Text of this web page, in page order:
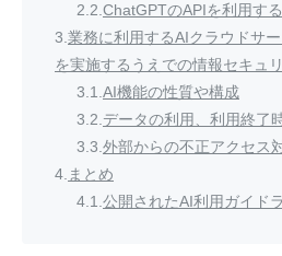
2.2.ChatGPTのAPIを利用す
3.業務に利用するAIクラウドサ
を実施するうえでの情報セキュ
3.1.AI機能の性質や構成
3.2.データの利用、利用終了
3.3.外部からの不正アクセス
4. まとめ
4.1.公開されたAI利用ガイド